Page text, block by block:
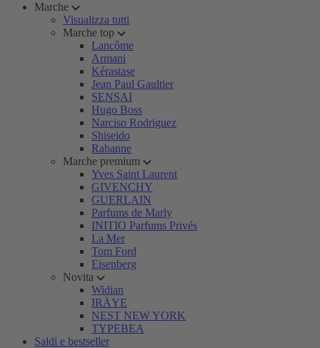
Marche
Visualizza tutti
Marche top
Lancôme
Armani
Kérastase
Jean Paul Gaultier
SENSAI
Hugo Boss
Narciso Rodriguez
Shiseido
Rabanne
Marche premium
Yves Saint Laurent
GIVENCHY
GUERLAIN
Parfums de Marly
INITIO Parfums Privés
La Mer
Tom Ford
Eisenberg
Novita
Widian
IRÄYE
NEST NEW YORK
TYPEBEA
Saldi e bestseller